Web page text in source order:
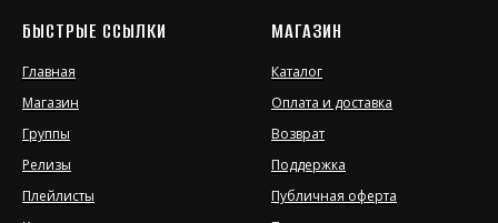
БЫСТРЫЕ ССЫЛКИ
Главная
Магазин
Группы
Релизы
Плейлисты
МАГАЗИН
Каталог
Оплата и доставка
Возврат
Поддержка
Публичная оферта